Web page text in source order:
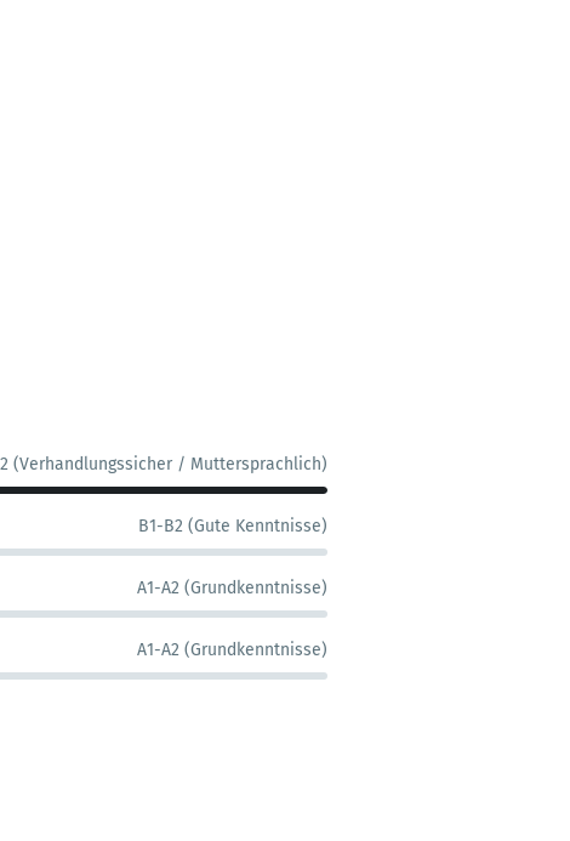
(Verhandlungssicher / Muttersprachlich)
B1-B2 (Gute Kenntnisse)
A1-A2 (Grundkenntnisse)
A1-A2 (Grundkenntnisse)